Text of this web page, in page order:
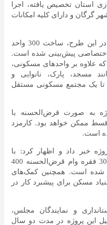
استان تخصیص یافته، اجرا
گرگان و دارای کلیه امکانات
مدیرکل بنیادمسکن‌گلستان فزود: در این طرح، ساخت 300 واحد
اختصاصی پیش‌بینی شده است.
علاوه بر واحدهای مسکونی،
مسجد، پارک، نانوایی و
تا یک مجتمع مسکونی مستقل
به صورت قرض‌الحسنه با
کمترین قسط ممکن خواهد بود. کارمزد
خبر داد و اظهار کرد: با
پیگیری‌های انجام شده، سهمیه 300 فقره وام قرض‌الحسنه 400
شده است. همچنین کمک‌های
مسکن برای پیشبرد کار در
و نمایندگان مجلس،
این پروژه در مدت دو سال